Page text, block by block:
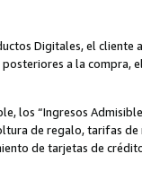
Digitales, el
a la compra,
los “Ingresos
de regalo, tarifas de
de tarjetas de